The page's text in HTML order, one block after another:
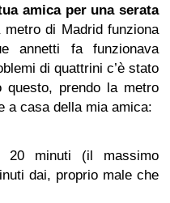
amica per una serata
di Madrid funziona
annetti fa funzionava
di quattrini c’è stato
questo, prendo la metro
a casa della mia amica:
minuti (il massimo
dai, proprio male che